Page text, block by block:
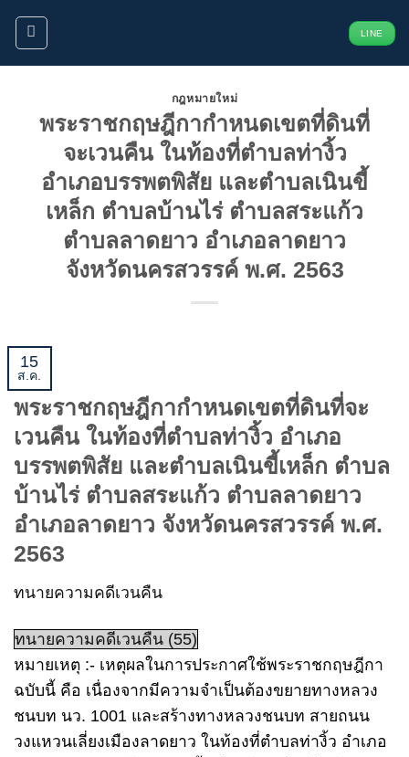
ข้าม
ยัง
LINE
กฎหมายใหม่
พระราชกฤษฎีกากำหนดเขตที่ดินที่
จะเวนคืน ในท้องที่ตำบลท่างิ้ว
อำเภอบรรพตพิสัย และตำบลเนินขี้
เหล็ก ตำบลบ้านไร่ ตำบลสระแก้ว
ตำบลลาดยาว อำเภอลาดยาว
จังหวัดนครสวรรค์ พ.ศ. 2563
15
ส.ค.
พระราชกฤษฎีกากำหนดเขตที่ดินที่จะ
เวนคืน ในท้องที่ตำบลท่างิ้ว อำเภอ
บรรพตพิสัย และตำบลเนินขี้เหล็ก ตำบล
บ้านไร่ ตำบลสระแก้ว ตำบลลาดยาว
อำเภอลาดยาว จังหวัดนครสวรรค์ พ.ศ.
2563
ทนายความคดีเวนคืน
ทนายความคดีเวนคืน (55)
หมายเหตุ :- เหตุผลในการประกาศใช้พระราชกฤษฎีกา
ฉบับนี้ คือ เนื่องจากมีความจำเป็นต้องขยายทางหลวง
ชนบท นว. 1001 และสร้างทางหลวงชนบท สายถนน
วงแหวนเลี่ยงเมืองลาดยาว ในท้องที่ตำบลท่างิ้ว อำเภอ